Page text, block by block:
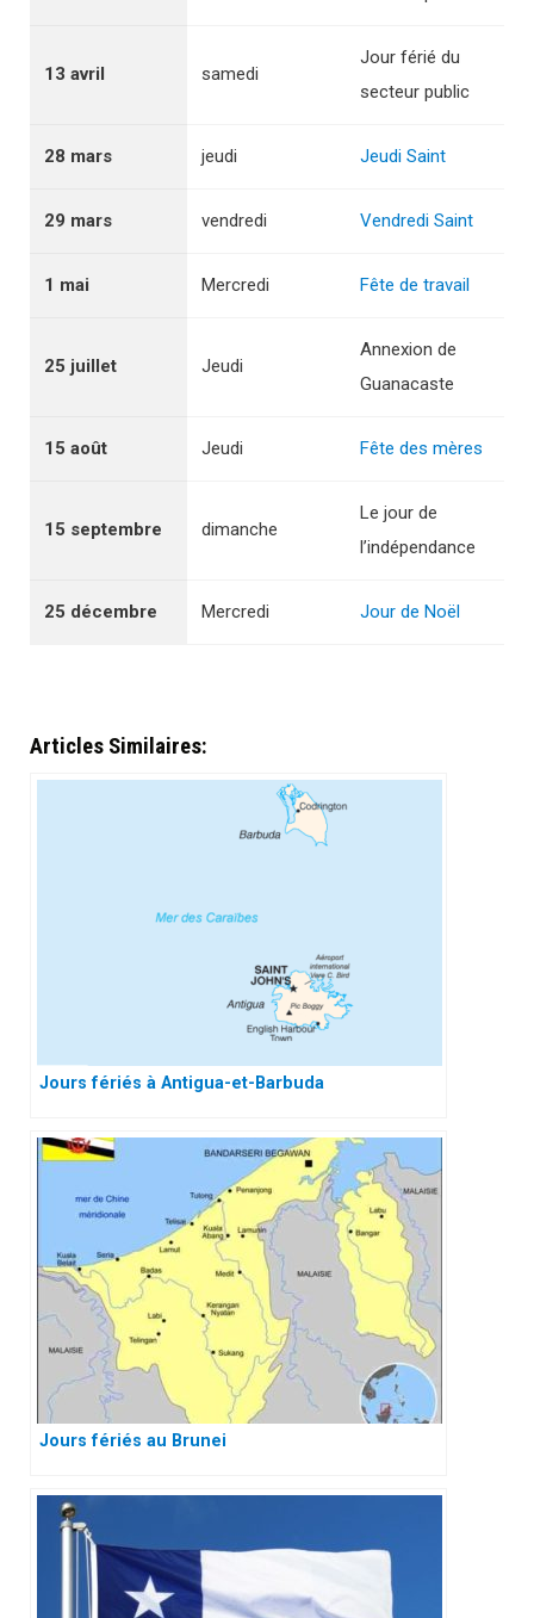
13 avril samedi
Jour férié du
secteur public
28 mars jeudi Jeudi Saint
29 mars vendredi Vendredi Saint
1 mai Mercredi Fête de travail
25 juillet Jeudi
Annexion de
Guanacaste
15 août Jeudi Fête des mères
15 septembre dimanche
Le jour de
l’indépendance
25 décembre Mercredi Jour de Noël
Articles Similaires:
Jours fériés à Antigua-et-Barbuda
Jours fériés au Brunei